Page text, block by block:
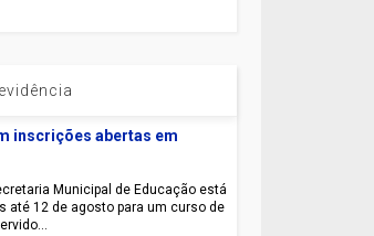
inscrições abertas em
Municipal de Educação está
até 12 de agosto para um curso de